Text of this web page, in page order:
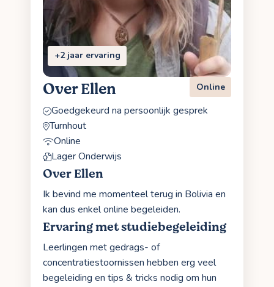
+2 jaar ervaring
Over Ellen Online
Goedgekeurd na persoonlijk gesprek
Turnhout
Online
Lager Onderwijs
Over Ellen
Ik bevind me momenteel terug in Bolivia en
kan dus enkel online begeleiden.
Ervaring met studiebegeleiding
Leerlingen met gedrags- of
concentratiestoornissen hebben erg veel
begeleiding en tips & tricks nodig om hun